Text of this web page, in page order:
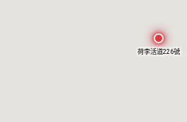
荷李活道226號